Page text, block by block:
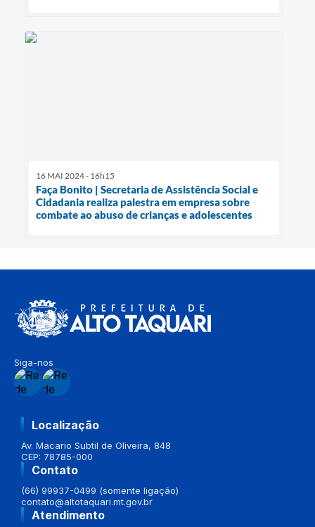
16 MAI 2024 - 16h15
Faça Bonito | Secretaria de Assistência Social e
Cidadania realiza palestra em empresa sobre
combate ao abuso de crianças e adolescentes
Siga-nos
Localização
Av. Macario Subtil de Oliveira, 848
CEP: 78785-000
Contato
(66) 99937-0499 (somente ligação)
contato@altotaquari.mt.gov.br
Atendimento